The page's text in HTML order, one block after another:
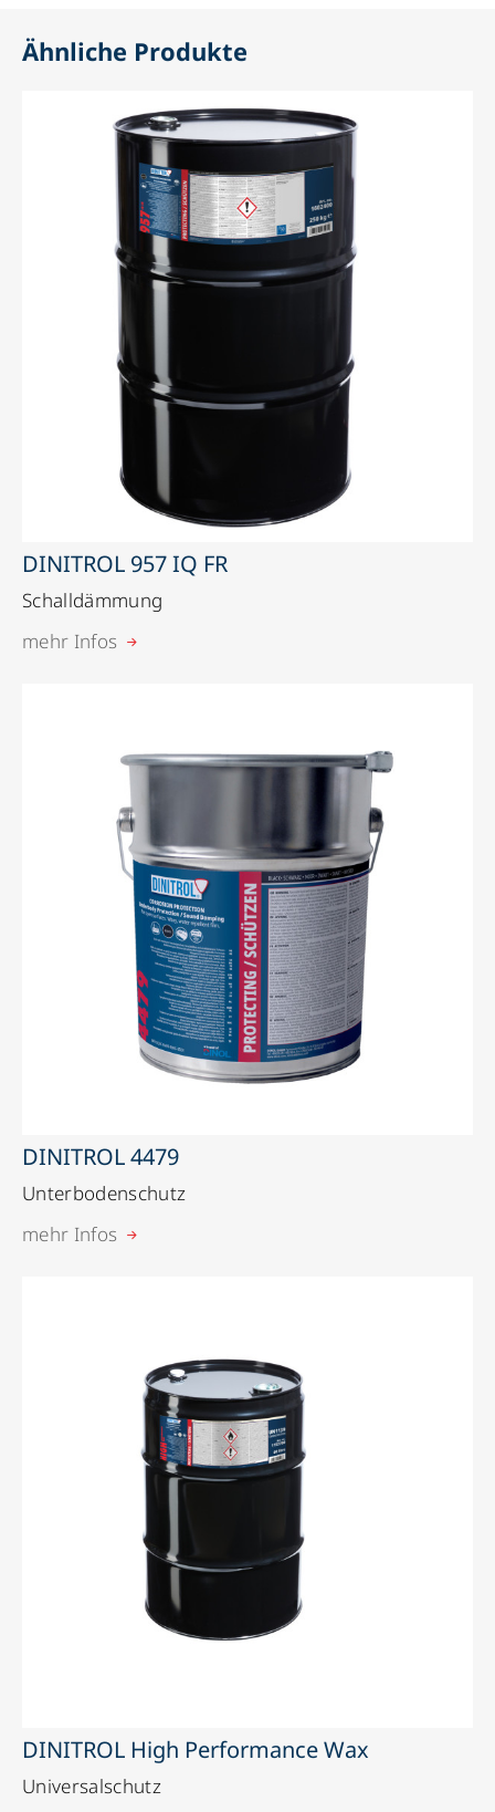
Ähnliche Produkte
DINITROL 957 IQ FR
Schalldämmung
mehr Infos
DINITROL 4479
Unterbodenschutz
mehr Infos
DINITROL High Performance Wax
Universalschutz